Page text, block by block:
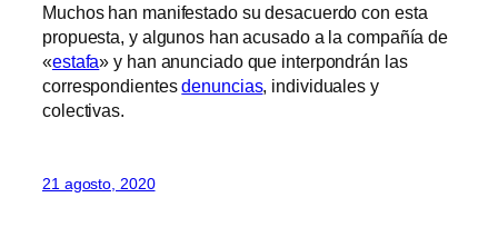
Muchos han manifestado su desacuerdo con esta
propuesta, y algunos han acusado a la compañía de
«estafa» y han anunciado que interpondrán las
correspondientesdenuncias, individuales y
colectivas.
21 agosto, 2020